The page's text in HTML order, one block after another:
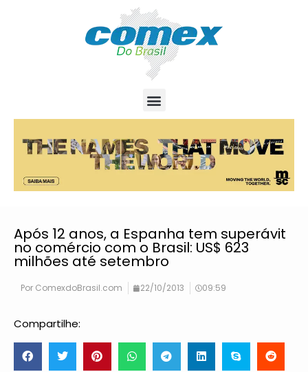
Após 12 anos, a Espanha tem superávit
no comércio com o Brasil: US$ 623
milhões até setembro
Por ComexdoBrasil.com 22/10/2013 09:59
Compartilhe: